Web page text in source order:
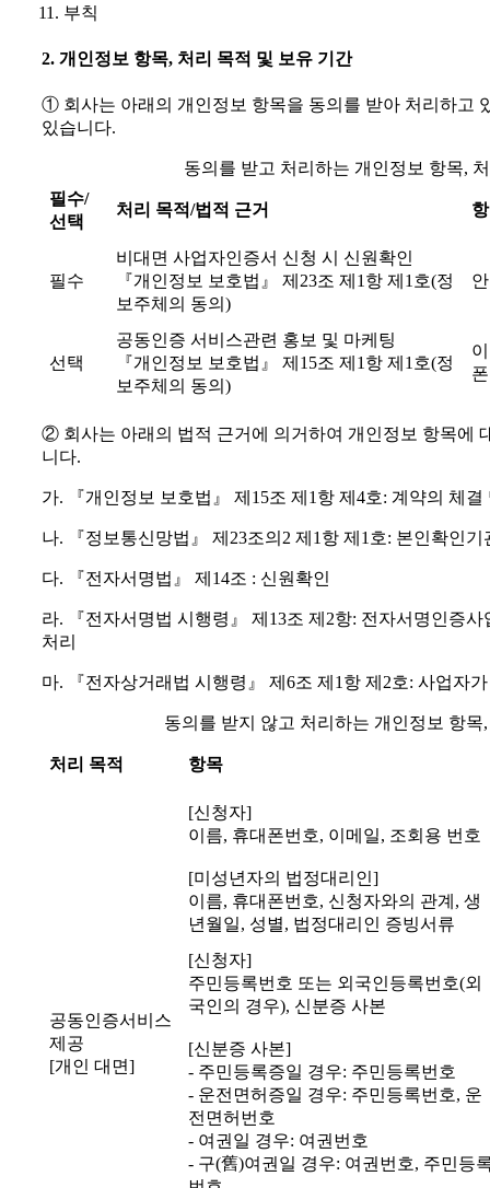
부칙
2. 개인정보 항목, 처리 목적 및 보유 기간
① 회사는 아래의 개인정보 항목을 동의를 받아 처리하고
있습니다.
동의를 받고 처리하는 개인정보 항목,
필수/
선택
처리 목적/법적 근거
필수
비대면 사업자인증서 신청 시 신원확인
『개인정보 보호법』 제23조 제1항 제1호(정
보주체의 동의)
선택
공동인증 서비스관련 홍보 및 마케팅
『개인정보 보호법』 제15조 제1항 제1호(정
보주체의 동의)
② 회사는 아래의 법적 근거에 의거하여 개인정보 항목에
니다.
가. 『개인정보 보호법』 제15조 제1항 제4호: 계약의 체결
나. 『정보통신망법』 제23조의2 제1항 제1호: 본인확인
다. 『전자서명법』 제14조 : 신원확인
라. 『전자서명법 시행령』 제13조 제2항: 전자서명인증
처리
마. 『전자상거래법 시행령』 제6조 제1항 제2호: 사업자
동의를 받지 않고 처리하는 개인정보 항
처리 목적 항목
공동인증서비스
제공
[개인 대면]
[신청자]
이름, 휴대폰번호, 이메일, 조회용 번호
[미성년자의 법정대리인]
이름, 휴대폰번호, 신청자와의 관계, 생
년월일, 성별, 법정대리인 증빙서류
[신청자]
주민등록번호 또는 외국인등록번호(외
국인의 경우), 신분증 사본
[신분증 사본]
- 주민등록증일 경우: 주민등록번호
- 운전면허증일 경우: 주민등록번호, 운
전면허번호
- 여권일 경우: 여권번호
- 구(舊)여권일 경우: 여권번호, 주민등